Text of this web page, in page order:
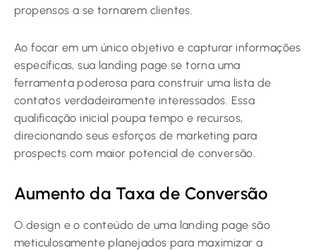
propensos a se tornarem clientes.
Ao focar em um único objetivo e capturar informações
específicas, sua landing page se torna uma
ferramenta poderosa para construir uma lista de
contatos verdadeiramente interessados. Essa
qualificação inicial poupa tempo e recursos,
direcionando seus esforços de marketing para
prospects com maior potencial de conversão.
Aumento da Taxa de Conversão
O design e o conteúdo de uma landing page são
meticulosamente planejados para maximizar a